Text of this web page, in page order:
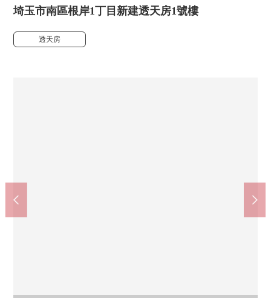
埼玉市南區根岸1丁目新建透天房1號樓
透天房